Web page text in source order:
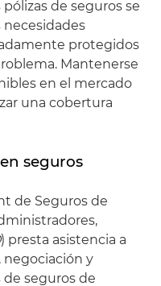
de seguros se
protegidos
Mantenerse
en el mercado
una cobertura
seguros
de Seguros de
) presta asistencia a
negociación y
seguros de